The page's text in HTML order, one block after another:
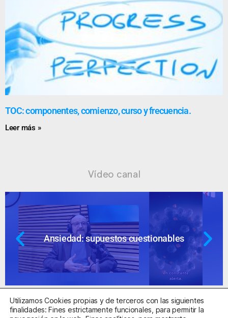
TOC: componentes, comienzo, curso y frecuencia.
Leer más »
Vídeo canal
Ansiedad: supuestos cuestionables
Utilizamos Cookies propias y de terceros con las siguientes
finalidades: Fines estrictamente funcionales, para permitir la